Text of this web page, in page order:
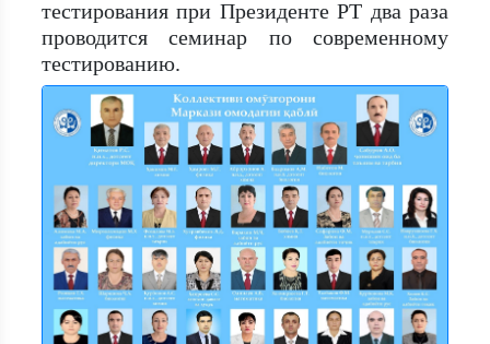
тестирования при Президенте РТ два раза
проводится семинар по современному
тестированию.